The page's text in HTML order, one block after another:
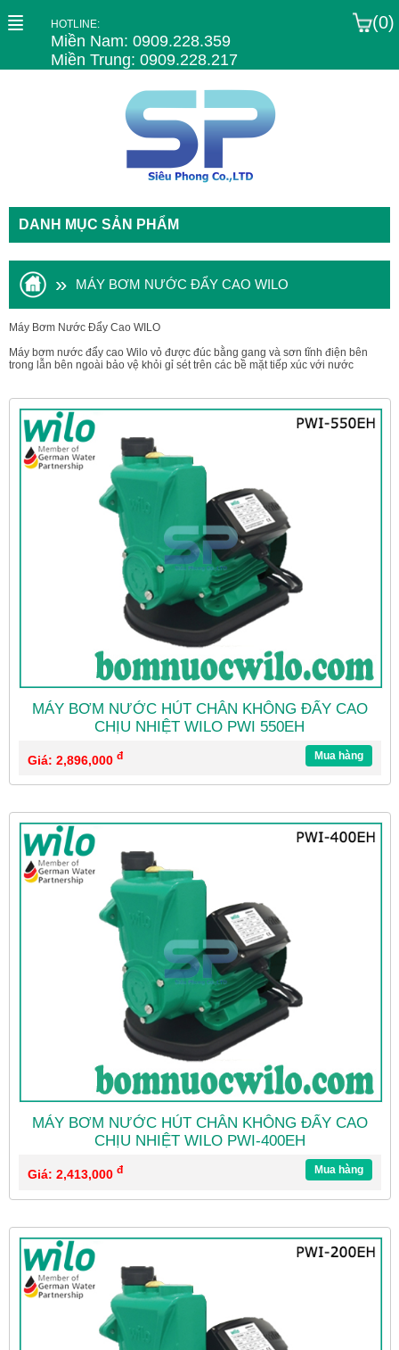
HOTLINE:
Miền Nam: 0909.228.359
Miền Trung: 0909.228.217
(0)
DANH MỤC SẢN PHẨM
» MÁY BƠM NƯỚC ĐẨY CAO WILO
Máy Bơm Nước Đẩy Cao WILO
Máy bơm nước đẩy cao Wilo vỏ được đúc bằng gang và sơn tĩnh điện bên
trong lẫn bên ngoài bảo vệ khỏi gỉ sét trên các bề mặt tiếp xúc với nước
MÁY BƠM NƯỚC HÚT CHÂN KHÔNG ĐẨY CAO
CHỊU NHIỆT WILO PWI 550EH
Giá: 2,896,000 đ Mua hàng
MÁY BƠM NƯỚC HÚT CHÂN KHÔNG ĐẨY CAO
CHỊU NHIỆT WILO PWI-400EH
Giá: 2,413,000 đ Mua hàng